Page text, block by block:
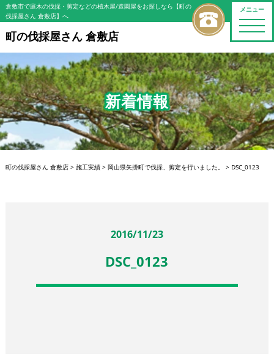
メニュー
toggle
倉敷市で庭木の伐採・剪定などの植木屋/造園屋をお探しなら【町の
伐採屋さん 倉敷店】へ
町の伐採屋さん 倉敷店
新着情報
町の伐採屋さん 倉敷店> 施工実績> 岡山県矢掛町で伐採、剪定を行いました。 > DSC_0123
2016/11/23
DSC_0123